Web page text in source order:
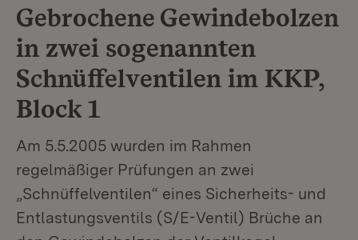
Gebrochene Gewindebolzen
in zwei sogenannten
Schnüffelventilen im KKP,
Block 1
Am 5.5.2005 wurden im Rahmen
regelmäßiger Prüfungen an zwei
„Schnüffelventilen“ eines Sicherheits- und
Entlastungsventils (S/E-Ventil) Brüche an